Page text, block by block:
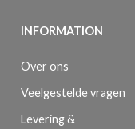
INFORMATION
Over ons
Veelgestelde vragen
Levering &